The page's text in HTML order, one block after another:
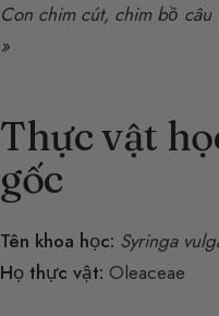
Con chim cút, chim bồ
»
Thực vật
gốc
Tên khoa học: Syringa
Họ thực vật: Oleaceae